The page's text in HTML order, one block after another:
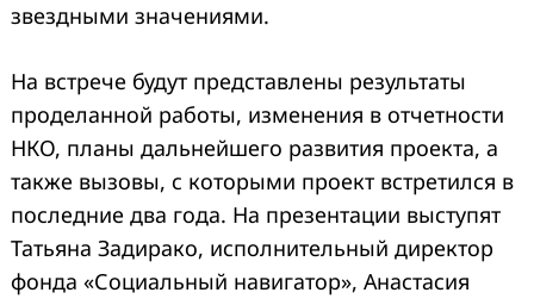
звездными значениями.
На встрече будут представлены результаты
проделанной работы, изменения в отчетности
НКО, планы дальнейшего развития проекта, а
также вызовы, с которыми проект встретился в
последние два года. На презентации выступят
Татьяна Задирако, исполнительный директор
фонда «Социальный навигатор», Анастасия